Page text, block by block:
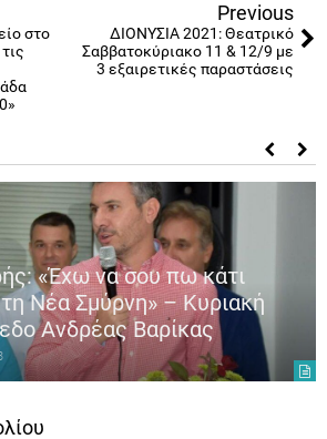
στο
Previous
ΔΙΟΝΥΣΙΑ 2021: Θεατρικό
Σαββατοκύριακο 11 & 12/9 με
3 εξαιρετικές παραστάσεις
«Έχω να σου πω κάτι
τη Νέα Σμύρνη» – Κυριακή
Ανδρέας Βαρίκας